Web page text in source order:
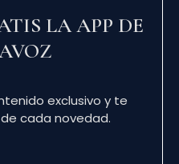
LA APP DE
exclusivo y te
cada novedad.